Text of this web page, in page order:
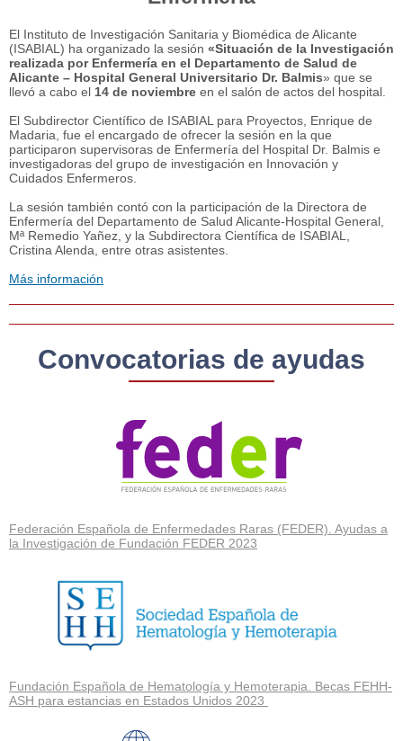
El Instituto de Investigación Sanitaria y Biomédica de Alicante
(ISABIAL) ha organizado la sesión «Situación de la Investigación
realizada por Enfermería en el Departamento de Salud de
Alicante – Hospital General Universitario Dr. Balmis» que se
llevó a cabo el 14 de noviembre en el salón de actos del hospital.
El Subdirector Científico de ISABIAL para Proyectos, Enrique de
Madaria, fue el encargado de ofrecer la sesión en la que
participaron supervisoras de Enfermería del Hospital Dr. Balmis e
investigadoras del grupo de investigación en Innovación y
Cuidados Enfermeros.
La sesión también contó con la participación de la Directora de
Enfermería del Departamento de Salud Alicante-Hospital General,
Mª Remedio Yañez, y la Subdirectora Científica de ISABIAL,
Cristina Alenda, entre otras asistentes.
Más información
Convocatorias de ayudas
Federación Española de Enfermedades Raras (FEDER). Ayudas a
la Investigación de Fundación FEDER 2023
Fundación Española de Hematología y Hemoterapia. Becas FEHH-
ASH para estancias en Estados Unidos 2023